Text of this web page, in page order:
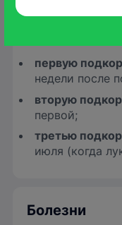
удобрения. За
первую
недели после
вторую
первой;
третью
июля (когда
Болезни